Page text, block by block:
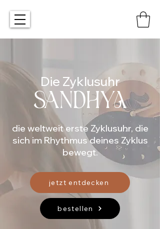
SANDHYA
die weltweit erste Zyklusuhr, die
sich im Rhythmus deines Zyklus
bewegt.
jetzt entdecken
bestellen
Die Zyklusuhr